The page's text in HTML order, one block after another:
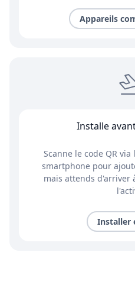
Appareils
Installe
Scanne le code QR
smartphone pour
mais attends d'arriver
Installer